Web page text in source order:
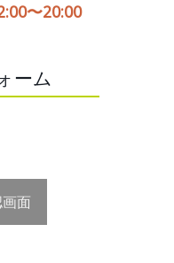
〜20:00
ーム
面